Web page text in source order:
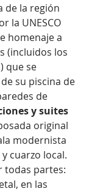
de la región
la UNESCO
homenaje a
(incluidos los
) que se
su piscina de
de
y suites
original
modernista
cuarzo local.
todas partes:
en las